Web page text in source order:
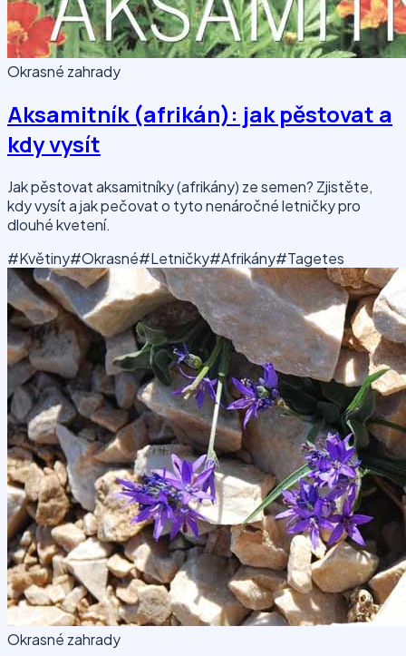
Okrasné zahrady
Aksamitník (afrikán): jak pěstovat a
kdy vysít
Jak pěstovat aksamitníky (afrikány) ze semen? Zjistěte,
kdy vysít a jak pečovat o tyto nenáročné letničky pro
dlouhé kvetení.
#Květiny#Okrasné#Letničky#Afrikány#Tagetes
Okrasné zahrady